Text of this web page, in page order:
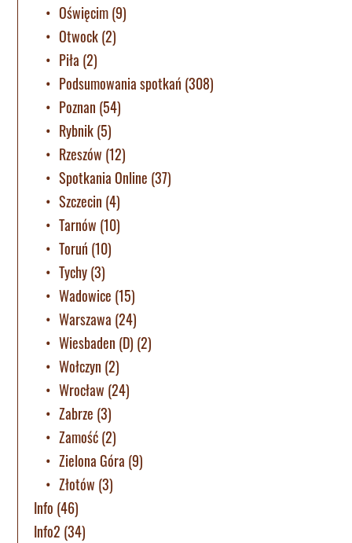
Oświęcim(9)
Otwock(2)
Piła (2)
Podsumowania spotkań (308)
Poznan (54)
Rybnik(5)
Rzeszów (12)
Spotkania Online (37)
Szczecin (4)
Tarnów (10)
Toruń (10)
Tychy(3)
Wadowice (15)
Warszawa (24)
Wiesbaden (D) (2)
Wołczyn (2)
Wrocław (24)
Zabrze (3)
Zamość(2)
Zielona Góra (9)
Złotów (3)
Info (46)
Info2 (34)